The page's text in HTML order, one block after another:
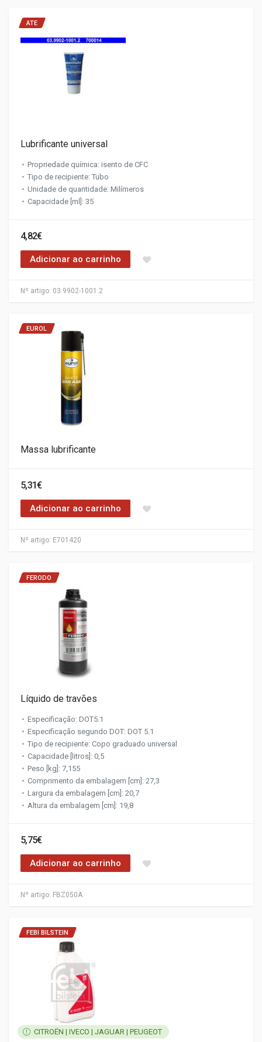
Nº artigo: 03.9902-1001.2
ATE
Lubrificante universal
Propriedade química: isento de CFC
Tipo de recipiente: Tubo
Unidade de quantidade: Milímeros
Capacidade [ml]: 35
4,82€
Adicionar ao carrinho
Nº artigo: E701420
EUROL
Massa lubrificante
5,31€
Adicionar ao carrinho
Nº artigo: FBZ050A
FERODO
Líquido de travões
Especificação: DOT5.1
Especificação segundo DOT: DOT 5.1
Tipo de recipiente: Copo graduado universal
Capacidade [litros]: 0,5
Peso [kg]: 7,155
Comprimento da embalagem [cm]: 27,3
Largura da embalagem [cm]: 20,7
Altura da embalagem [cm]: 19,8
5,75€
Adicionar ao carrinho
CITROËN | IVECO | JAGUAR | PEUGEOT
FEBI BILSTEIN